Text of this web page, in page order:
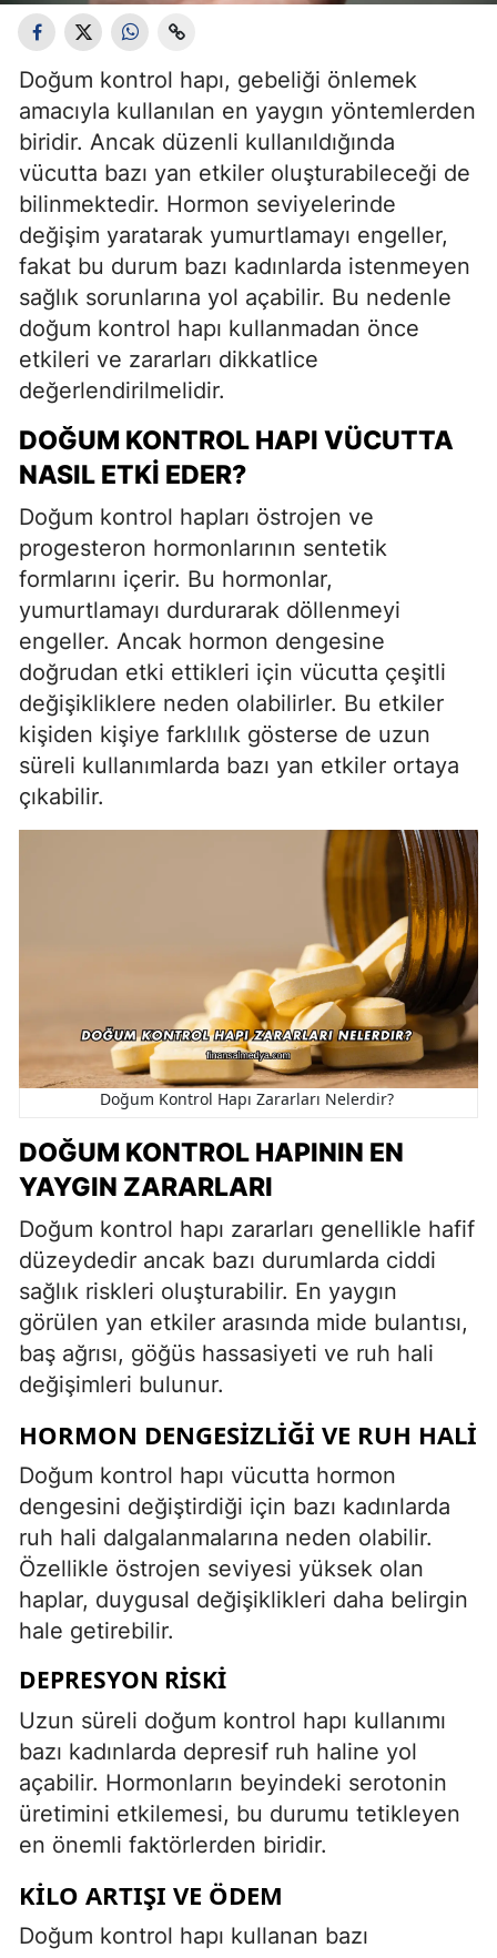
Doğum kontrol hapı, gebeliği önlemek
amacıyla kullanılan en yaygın yöntemlerden
biridir. Ancak düzenli kullanıldığında
vücutta bazı yan etkiler oluşturabileceği de
bilinmektedir. Hormon seviyelerinde
değişim yaratarak yumurtlamayı engeller,
fakat bu durum bazı kadınlarda istenmeyen
sağlık sorunlarına yol açabilir. Bu nedenle
doğum kontrol hapı kullanmadan önce
etkileri ve zararları dikkatlice
değerlendirilmelidir.
DOĞUM KONTROL HAPI VÜCUTTA
NASIL ETKI EDER?
Doğum kontrol hapları östrojen ve
progesteron hormonlarının sentetik
formlarını içerir. Bu hormonlar,
yumurtlamayı durdurarak döllenmeyi
engeller. Ancak hormon dengesine
doğrudan etki ettikleri için vücutta çeşitli
değişikliklere neden olabilirler. Bu etkiler
kişiden kişiye farklılık gösterse de uzun
süreli kullanımlarda bazı yan etkiler ortaya
çıkabilir.
Doğum Kontrol Hapı Zararları Nelerdir?
DOĞUM KONTROL HAPININ EN
YAYGIN ZARARLARI
Doğum kontrol hapı zararları genellikle hafif
düzeydedir ancak bazı durumlarda ciddi
sağlık riskleri oluşturabilir. En yaygın
görülen yan etkiler arasında mide bulantısı,
baş ağrısı, göğüs hassasiyeti ve ruh hali
değişimleri bulunur.
HORMON DENGESIZLIĞI VE RUH HALI
Doğum kontrol hapı vücutta hormon
dengesini değiştirdiği için bazı kadınlarda
ruh hali dalgalanmalarına neden olabilir.
Özellikle östrojen seviyesi yüksek olan
haplar, duygusal değişiklikleri daha belirgin
hale getirebilir.
DEPRESYON RISKI
Uzun süreli doğum kontrol hapı kullanımı
bazı kadınlarda depresif ruh haline yol
açabilir. Hormonların beyindeki serotonin
üretimini etkilemesi, bu durumu tetikleyen
en önemli faktörlerden biridir.
KILO ARTIŞI VE ÖDEM
Doğum kontrol hapı kullanan bazı